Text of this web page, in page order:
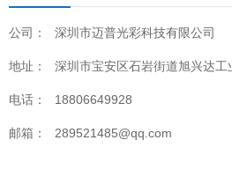
公司： 深圳市迈普光彩科技有限公司
地址： 深圳市宝安区石岩街道旭兴达工
电话： 18806649928
邮箱： 289521485@qq.com